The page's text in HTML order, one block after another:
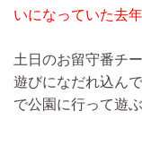
いになっていた去
土日のお留守番チ
遊びになだれ込ん
で公園に行って遊